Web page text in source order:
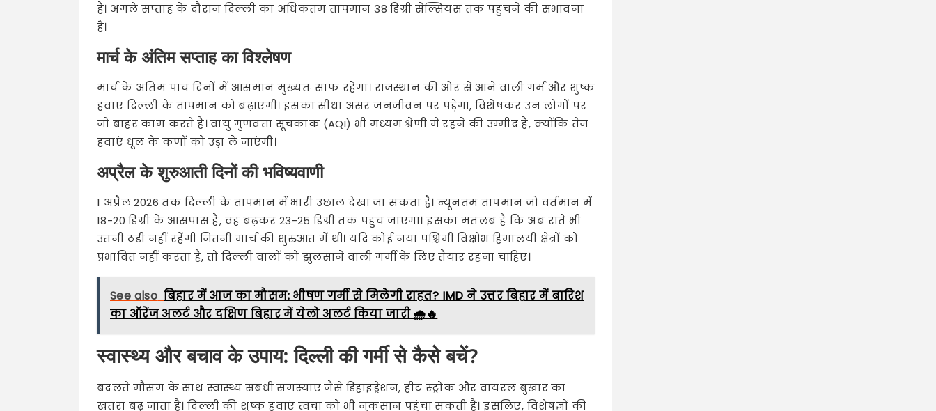
है। अगले सप्ताह के दौरान दिल्ली का अधिकतम तापमान 38 डिग्री सेल्सियस तक पहुंचने की संभावना
है।
मार्च के अंतिम सप्ताह का विश्लेषण
मार्च के अंतिम पांच दिनों में आसमान मुख्यतः साफ रहेगा। राजस्थान की ओर से आने वाली गर्म और शुष्क
हवाएं दिल्ली के तापमान को बढ़ाएंगी। इसका सीधा असर जनजीवन पर पड़ेगा, विशेषकर उन लोगों पर
जो बाहर काम करते हैं। वायु गुणवत्ता सूचकांक (AQI) भी मध्यम श्रेणी में रहने की उम्मीद है, क्योंकि तेज
हवाएं धूल के कणों को उड़ा ले जाएंगी।
अप्रैल के शुरुआती दिनों की भविष्यवाणी
1 अप्रैल 2026 तक दिल्ली के तापमान में भारी उछाल देखा जा सकता है। न्यूनतम तापमान जो वर्तमान में
18-20 डिग्री के आसपास है, वह बढ़कर 23-25 डिग्री तक पहुंच जाएगा। इसका मतलब है कि अब रातें भी
उतनी ठंडी नहीं रहेंगी जितनी मार्च की शुरुआत में थीं। यदि कोई नया पश्चिमी विक्षोभ हिमालयी क्षेत्रों को
प्रभावित नहीं करता है, तो दिल्ली वालों को झुलसाने वाली गर्मी के लिए तैयार रहना चाहिए।
See also बिहार में आज का मौसम: भीषण गर्मी से मिलेगी राहत? IMD ने उत्तर बिहार में बारिश
का ऑरेंज अलर्ट और दक्षिण बिहार में येलो अलर्ट किया जारी 🌧️🔥
स्वास्थ्य और बचाव के उपाय: दिल्ली की गर्मी से कैसे बचें?
बदलते मौसम के साथ स्वास्थ्य संबंधी समस्याएं जैसे डिहाइड्रेशन, हीट स्ट्रोक और वायरल बुखार का
खतरा बढ़ जाता है। दिल्ली की शुष्क हवाएं त्वचा को भी नुकसान पहुंचा सकती हैं। इसलिए, विशेषज्ञों की